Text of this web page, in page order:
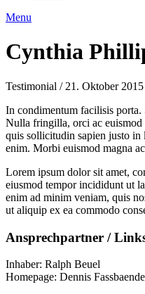
Menu
Cynthia
Testimonial / 21. Oktober 2015
In condimentum facilisis porta.
Nulla fringilla, orci ac euismod
quis sollicitudin sapien justo
enim. Morbi euismod magna
Lorem ipsum dolor sit amet,
eiusmod tempor incididunt ut
enim ad minim veniam, quis
ut aliquip ex ea commodo
Ansprechpartner /
Inhaber: Ralph Beuel
Homepage: Dennis